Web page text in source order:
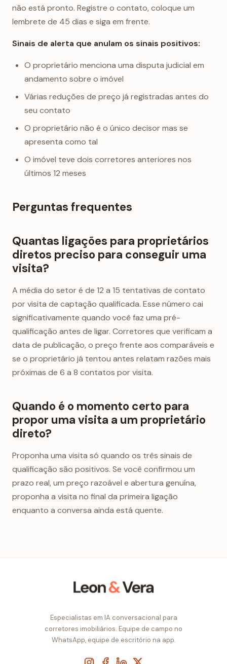
não está pronto. Registre o contato, coloque um
lembrete de 45 dias e siga em frente.
Sinais de alerta que anulam os sinais positivos:
O proprietário menciona uma disputa judicial em
andamento sobre o imóvel
Várias reduções de preço já registradas antes do
seu contato
O proprietário não é o único decisor mas se
apresenta como tal
O imóvel teve dois corretores anteriores nos
últimos 12 meses
Perguntas frequentes
Quantas ligações para proprietários
diretos preciso para conseguir uma
visita?
A média do setor é de 12 a 15 tentativas de contato
por visita de captação qualificada. Esse número cai
significativamente quando você faz uma pré-
qualificação antes de ligar. Corretores que verificam a
data de publicação, o preço frente aos comparáveis e
se o proprietário já tentou antes relatam razões mais
próximas de 6 a 8 contatos por visita.
Quando é o momento certo para
propor uma visita a um proprietário
direto?
Proponha uma visita só quando os três sinais de
qualificação são positivos. Se você confirmou um
prazo real, um preço razoável e abertura genuína,
proponha a visita no final da primeira ligação
enquanto a conversa ainda está quente.
Especialistas em IA conversacional para
corretores imobiliários. Equipe de campo no
WhatsApp, equipe de escritório na app.